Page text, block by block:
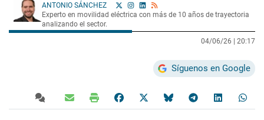
ANTONIO SÁNCHEZ
Experto en movilidad eléctrica con más de 10 años de trayectoria
analizando el sector.
04/06/26 | 20:17
Síguenos en Google